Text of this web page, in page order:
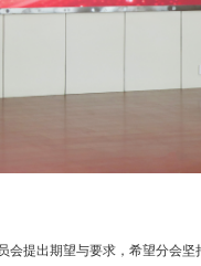
提出期望与要求，希望分会坚